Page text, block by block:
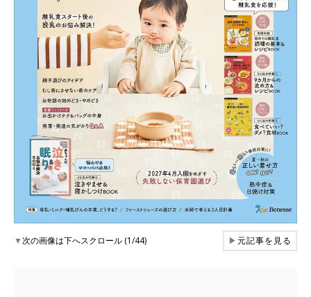
▼次の画像は下へスクロール (1/44) ▶元記事を見る